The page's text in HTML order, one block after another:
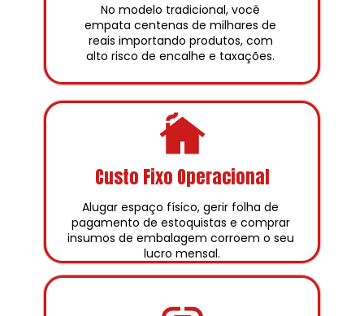
Custo Fixo Operacional
No modelo tradicional, você
empata centenas de milhares de
reais importando produtos, com
alto risco de encalhe e taxações.
Alugar espaço físico, gerir folha de
pagamento de estoquistas e comprar
insumos de embalagem corroem o seu
lucro mensal.